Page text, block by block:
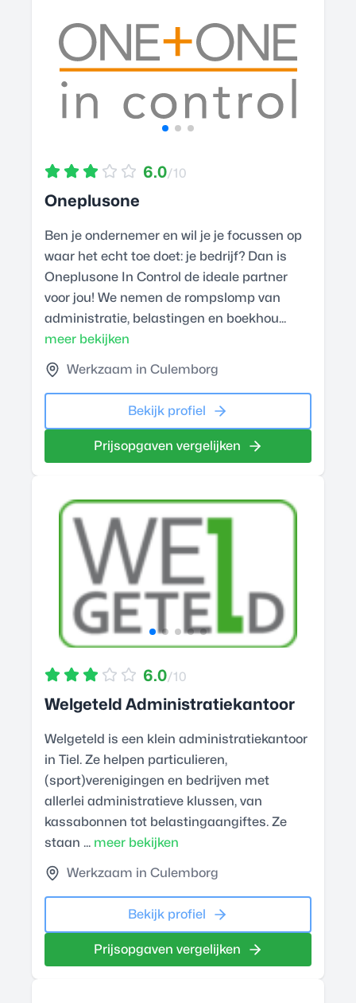
6.0/10
Oneplusone
Ben je ondernemer en wil je je focussen op
waar het echt toe doet: je bedrijf? Dan is
Oneplusone In Control de ideale partner
voor jou! We nemen de rompslomp van
administratie, belastingen en boekhou...
meer bekijken
Werkzaam in Culemborg
Bekijk profiel
Prijsopgaven vergelijken
6.0/10
Welgeteld Administratiekantoor
Welgeteld is een klein administratiekantoor
in Tiel. Ze helpen particulieren,
(sport)verenigingen en bedrijven met
allerlei administratieve klussen, van
kassabonnen tot belastingaangiftes. Ze
staan ... meer bekijken
Werkzaam in Culemborg
Bekijk profiel
Prijsopgaven vergelijken